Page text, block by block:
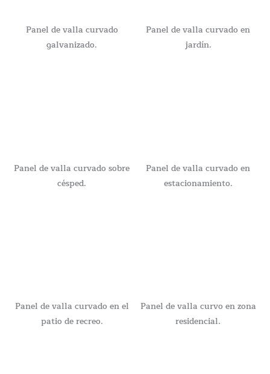
Panel de valla curvado
galvanizado.
Panel de valla curvado en
jardín.
Panel de valla curvado sobre
césped.
Panel de valla curvado en
estacionamiento.
Panel de valla curvado en el
patio de recreo.
Panel de valla curvo en zona
residencial.